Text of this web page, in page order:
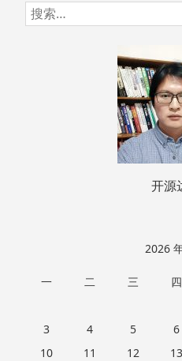
跳
至
搜
索：
开源
2026
一 二 三 四
3
4 5 6
10
11 12 13